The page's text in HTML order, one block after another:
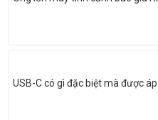
USB-C có gì đặc biệt mà được